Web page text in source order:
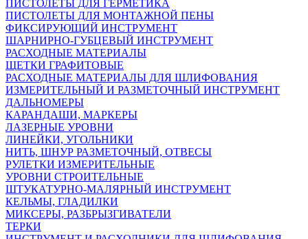
ПИСТОЛЕТЫ ДЛЯ ГЕРМЕТИКА
ПИСТОЛЕТЫ ДЛЯ МОНТАЖНОЙ ПЕНЫ
ФИКСИРУЮЩИЙ ИНСТРУМЕНТ
ШАРНИРНО-ГУБЦЕВЫЙ ИНСТРУМЕНТ
РАСХОДНЫЕ МАТЕРИАЛЫ
ЩЕТКИ ГРАФИТОВЫЕ
РАСХОДНЫЕ МАТЕРИАЛЫ ДЛЯ ШЛИФОВАНИЯ
ИЗМЕРИТЕЛЬНЫЙ И РАЗМЕТОЧНЫЙ ИНСТРУМЕНТ
ДАЛЬНОМЕРЫ
КАРАНДАШИ, МАРКЕРЫ
ЛАЗЕРНЫЕ УРОВНИ
ЛИНЕЙКИ, УГОЛЬНИКИ
НИТЬ, ШНУР РАЗМЕТОЧНЫЙ, ОТВЕСЫ
РУЛЕТКИ ИЗМЕРИТЕЛЬНЫЕ
УРОВНИ СТРОИТЕЛЬНЫЕ
ШТУКАТУРНО-МАЛЯРНЫЙ ИНСТРУМЕНТ
КЕЛЬМЫ, ГЛАДИЛКИ
МИКСЕРЫ, РАЗБРЫЗГИВАТЕЛИ
ТЕРКИ